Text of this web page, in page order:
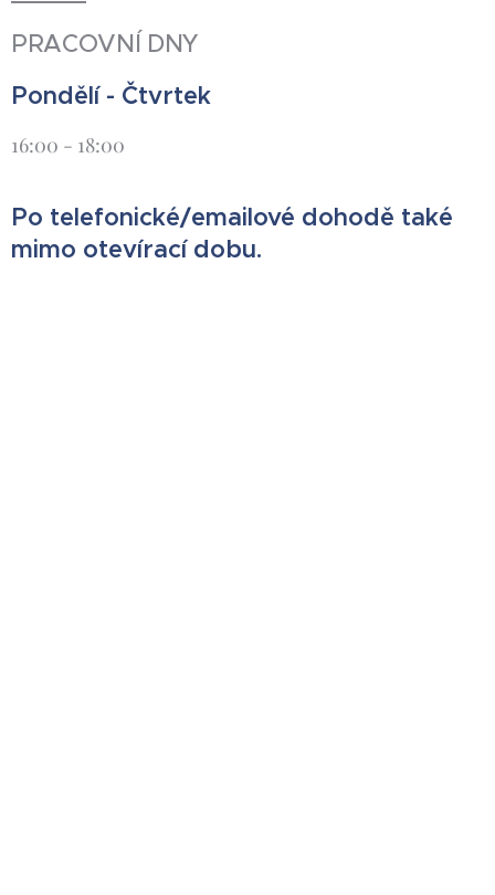
PRACOVNÍ DNY
Pondělí - Čtvrtek
16:00 - 18:00
Po telefonické/emailové dohodě také
mimo otevírací dobu.